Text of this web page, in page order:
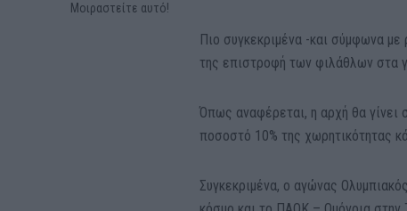
Μοιραστείτε αυτό!
Πιο συγκεκριμένα -και σύμφωνα με
της επιστροφή των φιλάθλων στα
Όπως αναφέρεται, η αρχή θα γίνει
ποσοστό 10% της χωρητικότητας
Συγκεκριμένα, ο αγώνας